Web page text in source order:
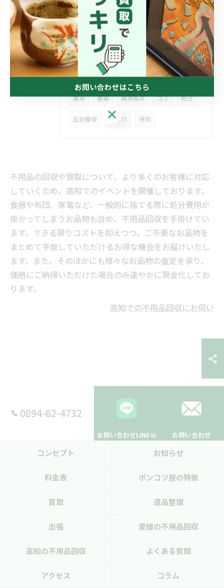
タグ TAGS
西予市 不用品回収 日用品 小物
雑貨 食器 調理器具 ゴミ 処分
生前整理 片付け 掃除
不用品の回収や買取について、より多くのお客様に対応
していくため、高知でのイベントを開催しております。
食器や布団、家電など、一般的に捨てる際に処分費用が
掛かってしまうお品物も含め、不用品回収を手掛けてい
ます。できる限りコストを抑えつつ、ご不要なお品物を
まとめて手放していただけるお得な機会をお届けいたし
ます。また、そのほかにも様々なお品物の査定を承り、
価格にご納得いただけた場合のみ速やかに現金化してお
ります。
高知での不用品回収にお伺い
0894-62-4732
お問い合わせLINE お問い合わせ
コンセプト お知らせ
料金表 ポンコツ屋の特徴
買取 遺品整理
出張 愛媛の不用品回収
高知の不用品回収 よくある質問
アクセス コラム
お問い合わせはこちら
お問い合わせはこちら